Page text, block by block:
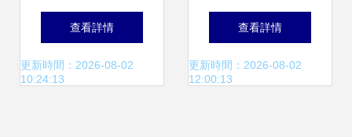
藝術與自然的園林
綠化工程實踐
查看詳情
更新時間：2026-08-02
10:24:13
單株成本到園林綠
化工程設計施工全
查看詳情
更新時間：2026-08-02
12:00:13